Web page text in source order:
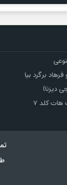
برگرد بیا
دیزنا)
کلد ۷
طبق